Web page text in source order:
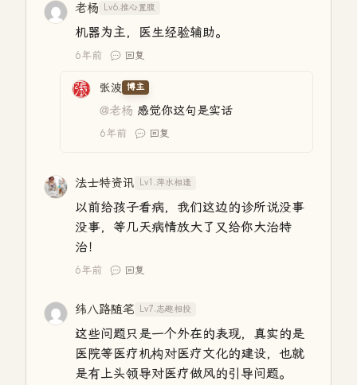
老杨 Lv6.推心置腹
机器为主，医生经验辅助。
6年前 回复
张波 博主
@老杨 感觉你这句是实话
6年前 回复
法士特资讯 Lv1.萍水相逢
以前给孩子看病，我们这边的诊所说没事
没事，等几天病情放大了又给你大治特
治！
6年前 回复
纬八路随笔 Lv7.志趣相投
这些问题只是一个外在的表现，真实的是
医院等医疗机构对医疗文化的建设，也就
是有上头领导对医疗做风的引导问题。